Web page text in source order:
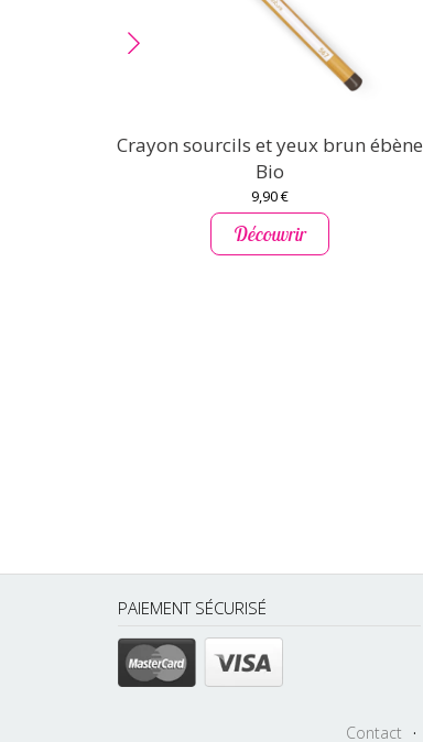
Crayon sourcils et yeux brun ébène
Bio
9,90 €
Découvrir
PAIEMENT SÉCURISÉ
Contact ·